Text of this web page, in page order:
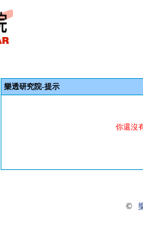
樂透研究院-提示
你還沒
©